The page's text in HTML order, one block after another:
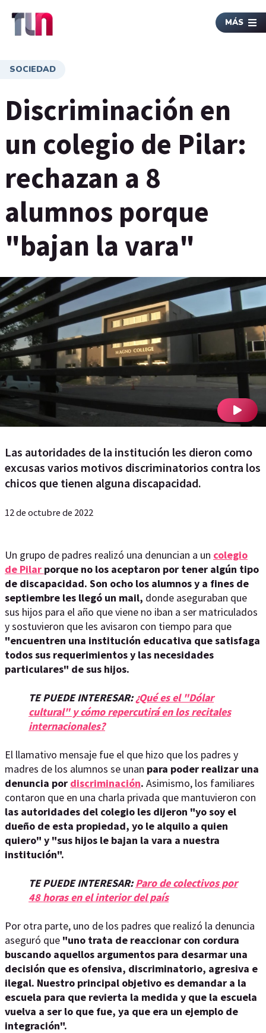
MÁS
SOCIEDAD
Discriminación en
un colegio de Pilar:
rechazan a 8
alumnos porque
"bajan la vara"
Las autoridades de la institución les dieron como
excusas varios motivos discriminatorios contra los
chicos que tienen alguna discapacidad.
12 de octubre de 2022
Un grupo de padres realizó una denuncian a un colegio
de Pilar porque no los aceptaron por tener algún tipo
de discapacidad. Son ocho los alumnos y a fines de
septiembre les llegó un mail, donde aseguraban que
sus hijos para el año que viene no iban a ser matriculados
y sostuvieron que les avisaron con tiempo para que
"encuentren una institución educativa que satisfaga
todos sus requerimientos y las necesidades
particulares" de sus hijos.
TE PUEDE INTERESAR:¿Qué es el "Dólar
cultural" y cómo repercutirá en los recitales
internacionales?
El llamativo mensaje fue el que hizo que los padres y
madres de los alumnos se unan para poder realizar una
denuncia por discriminación. Asimismo, los familiares
contaron que en una charla privada que mantuvieron con
las autoridades del colegio les dijeron "yo soy el
dueño de esta propiedad, yo le alquilo a quien
quiero" y "sus hijos le bajan la vara a nuestra
institución".
TE PUEDE INTERESAR:Paro de colectivos por
48 horas en el interior del país
Por otra parte, uno de los padres que realizó la denuncia
aseguró que "uno trata de reaccionar con cordura
buscando aquellos argumentos para desarmar una
decisión que es ofensiva, discriminatorio, agresiva e
ilegal. Nuestro principal objetivo es demandar a la
escuela para que revierta la medida y que la escuela
vuelva a ser lo que fue, ya que era un ejemplo de
integración".